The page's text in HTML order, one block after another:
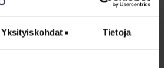
Yksityiskohdat Tietoja